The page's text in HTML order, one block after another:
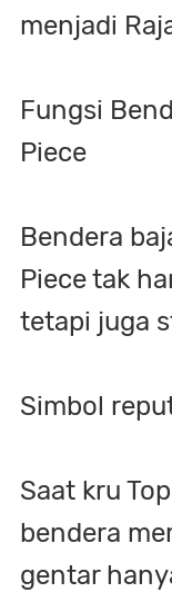
menjadi
Fungsi
Piece
Bendera
Piece tak
tetapi juga
Simbol
Saat kru
bendera
gentar